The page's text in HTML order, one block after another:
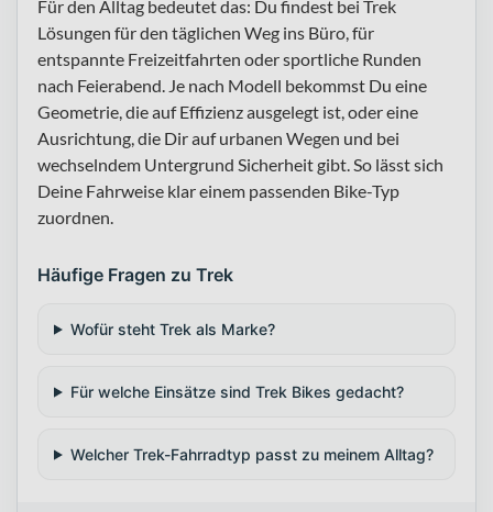
Für den Alltag bedeutet das: Du findest bei Trek
Lösungen für den täglichen Weg ins Büro, für
entspannte Freizeitfahrten oder sportliche Runden
nach Feierabend. Je nach Modell bekommst Du eine
Geometrie, die auf Effizienz ausgelegt ist, oder eine
Ausrichtung, die Dir auf urbanen Wegen und bei
wechselndem Untergrund Sicherheit gibt. So lässt sich
Deine Fahrweise klar einem passenden Bike-Typ
zuordnen.
Häufige Fragen zu Trek
Wofür steht Trek als Marke?
Für welche Einsätze sind Trek Bikes gedacht?
Welcher Trek-Fahrradtyp passt zu meinem Alltag?